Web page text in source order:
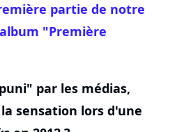
partie de notre
"Première
par les médias,
sensation lors d'une